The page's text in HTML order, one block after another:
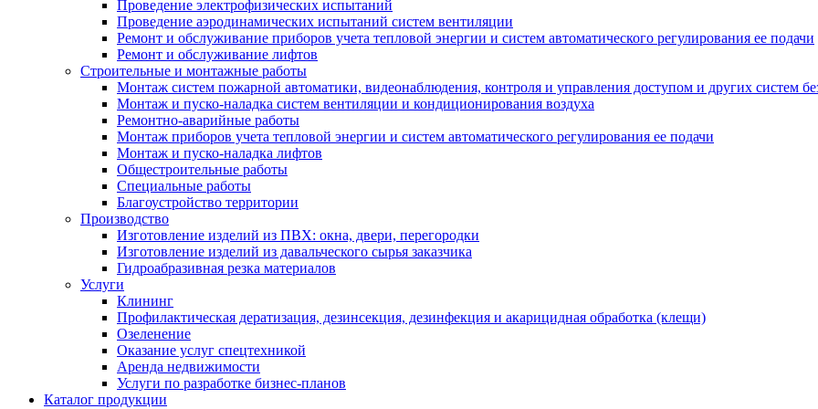
Проведение электрофизических испытаний
Проведение аэродинамических испытаний систем вентиляции
Ремонт и обслуживание приборов учета тепловой энергии и систем автоматического регулирования ее подачи
Ремонт и обслуживание лифтов
Строительные и монтажные работы
Монтаж систем пожарной автоматики, видеонаблюдения, контроля и управления доступом и других систем
Монтаж и пуско-наладка систем вентиляции и кондиционирования воздуха
Ремонтно-аварийные работы
Монтаж приборов учета тепловой энергии и систем автоматического регулирования ее подачи
Монтаж и пуско-наладка лифтов
Общестроительные работы
Специальные работы
Благоустройство территории
Производство
Изготовление изделий из ПВХ: окна, двери, перегородки
Изготовление изделий из давальческого сырья заказчика
Гидроабразивная резка материалов
Услуги
Клининг
Профилактическая дератизация, дезинсекция, дезинфекция и акарицидная обработка (клещи)
Озеленение
Оказание услуг спецтехникой
Аренда недвижимости
Услуги по разработке бизнес-планов
Каталог продукции